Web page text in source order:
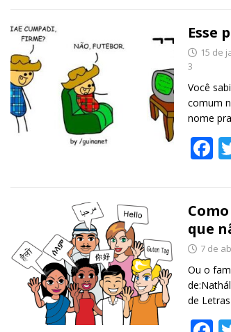
b
o
o
k
Esse
15 de
3
Você
comum
nome
F
b
o
o
k
que
7 de
Ou o
de